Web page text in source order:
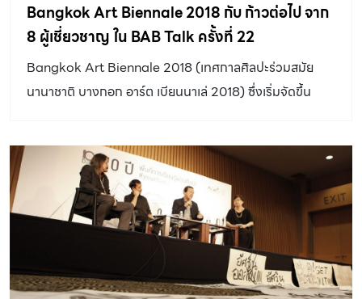
Bangkok Art Biennale 2018 กับ ก้าวต่อไป จาก
8 ผู้เชี่ยวชาญ ใน BAB Talk ครั้งที่ 22
Bangkok Art Biennale 2018 (เทศกาลศิลปะร่วมสมัย
นานาชาติ บางกอก อาร์ต เบียนนาเล่ 2018) ซึ่งเริ่มจัดขึ้น
ได้ว่าเดินมาเกินครึ่งทางแล้ว โดยใน BAB Talk ครั้งที่ 22:
Why BAB? เมื่อวันที่ 11 ธันวาคม 2561 ที่ผ่านมา BAB เปิด
ฟลอร์ ที่ชั้น 8 หอศิลปวัฒนธรรมแห่งกรุงเทพมหานคร
(BACC) เชิญ นักวิชาการ, นักวิจารณ์, พี่น้องศิลปิน และ
สื่อมวลชนสายศิลปะ มาร่วมสะท้อนมุมมองและข้อเสนอแนะ
ต่างๆที่มีต่อเทศกาลนี้ เพื่อนำไปพัฒนาให้เกิดประโยชน์กับ
วงการศิลปะร่วมสมัยของไทยต่อไปในอนาคต รวมถึงการจัด